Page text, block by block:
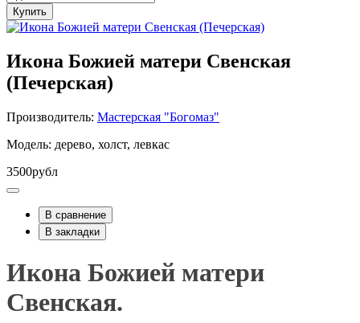
Купить
Икона Божией матери Свенская
(Печерская)
Производитель: Мастерская "Богомаз"
Модель: дерево, холст, левкас
3500рубл
В сравнение
В закладки
Икона Божией матери
Свенская.